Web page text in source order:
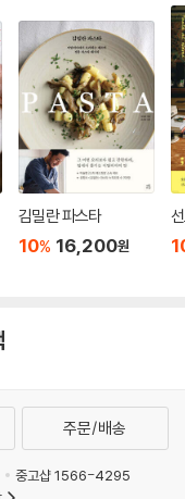
김밀란 파스타
10% 16,200원
주문/배송
중고샵 1566-4295